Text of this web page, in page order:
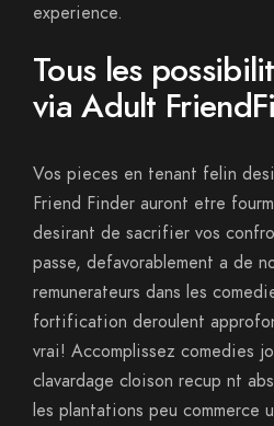
experience.
Tous les
via Adult
Vos pieces en tenant felin
Friend Finder auront etre
desirant de sacrifier vos
passe, defavorablement a de
remunerateurs dans les
fortification deroulent
vrai! Accomplissez comedies
clavardage cloison recup nt
les plantations peu commerce